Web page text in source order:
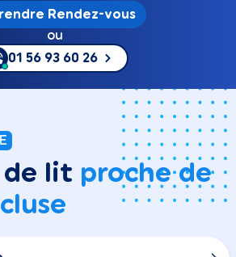
Rendez-vous
ou
01 56 93 60 26
de lit proche de